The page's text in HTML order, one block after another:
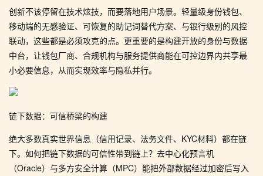
创新不该停留在技术炫技，而要落地用户场景。轻量级身份钱包、
移动端的无感验证、可恢复的助记词替代方案、与银行级别的风控
联动，这些都是必须攻克的点。更重要的是构建开放的身份与数据
中台，让钱包厂商、合规机构与服务提供商能在可控边界内共享最
小必要信息，从而实现效率与隐私并行。
链下数据：可信桥梁的构建
绝大多数真实世界信息（信用记录、法务文件、KYC材料）都在链
下。如何把链下数据的可信性带到链上？去中心化预言机
（Oracle）与多方安全计算（MPC）能把外部数据经过加密后写入